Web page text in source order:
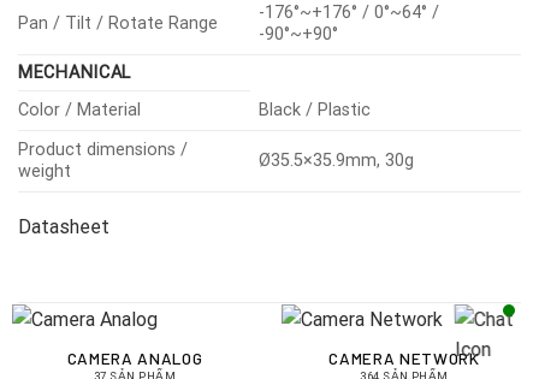
Pan / Tilt / Rotate Range
-176°~+176° / 0°~64° /
-90°~+90°
MECHANICAL
Color / Material
Black / Plastic
Product dimensions /
weight
Ø35.5×35.9mm, 30g
Datasheet
CAMERA ANALOG CAMERA NETWORK